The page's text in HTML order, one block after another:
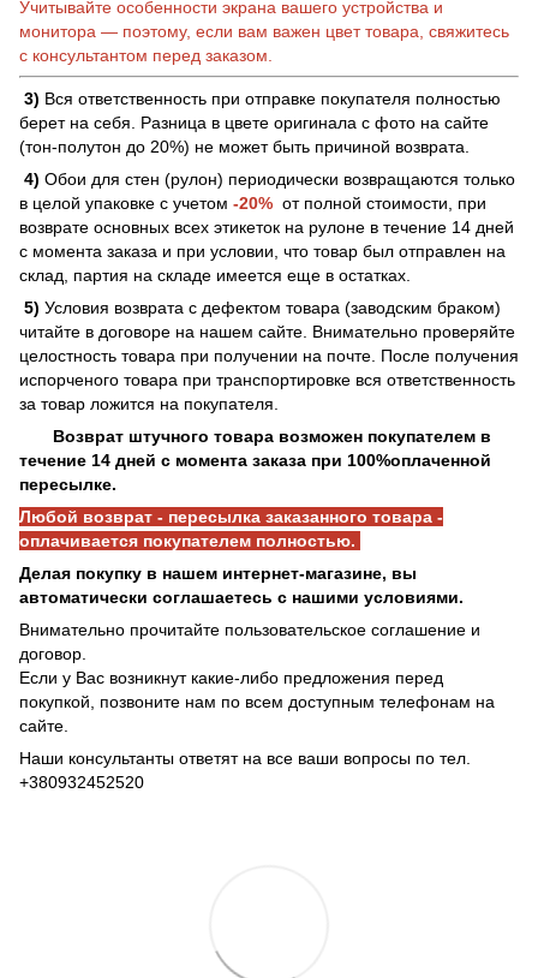
Учитывайте особенности экрана вашего устройства и
монитора — поэтому, если вам важен цвет товара, свяжитесь
с консультантом перед заказом.
3) Вся ответственность при отправке покупателя полностью
берет на себя. Разница в цвете оригинала с фото на сайте
(тон-полутон до 20%) не может быть причиной возврата.
4) Обои для стен (рулон) периодически возвращаются только
в целой упаковке с учетом -20% от полной стоимости, при
возврате основных всех этикеток на рулоне в течение 14 дней
с момента заказа и при условии, что товар был отправлен на
склад, партия на складе имеется еще в остатках.
5) Условия возврата с дефектом товара (заводским браком)
читайте в договоре на нашем сайте. Внимательно проверяйте
целостность товара при получении на почте. После получения
испорченого товара при транспортировке вся ответственность
за товар ложится на покупателя.
Возврат штучного товара возможен покупателем в
течение 14 дней с момента заказа при 100%оплаченной
пересылке.
Любой возврат - пересылка заказанного товара -
оплачивается покупателем полностью.
Делая покупку в нашем интернет-магазине, вы
автоматически соглашаетесь с нашими условиями.
Внимательно прочитайте пользовательское соглашение и
договор.
Если у Вас возникнут какие-либо предложения перед
покупкой, позвоните нам по всем доступным телефонам на
сайте.
Наши консультанты ответят на все ваши вопросы по тел.
+380932452520